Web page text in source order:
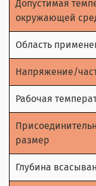
Допустимая
окружающей
Область
Напряжение/
Рабочая
размер
Глубина